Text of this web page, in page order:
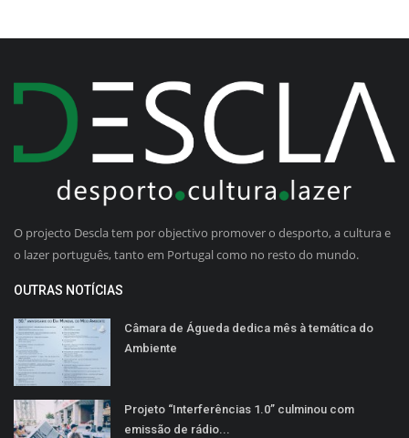
O projecto Descla tem por objectivo promover o desporto, a cultura e
o lazer português, tanto em Portugal como no resto do mundo.
OUTRAS NOTÍCIAS
Câmara de Águeda dedica mês à temática do
Ambiente
Projeto “Interferências 1.0” culminou com
emissão de rádio...